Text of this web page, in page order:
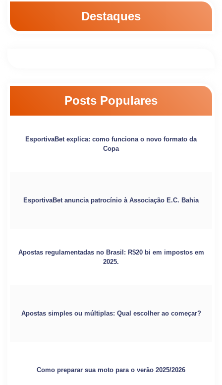
Destaques
Posts Populares
EsportivaBet explica: como funciona o novo formato da
Copa
EsportivaBet anuncia patrocínio à Associação E.C. Bahia
Apostas regulamentadas no Brasil: R$20 bi em impostos em
2025.
Apostas simples ou múltiplas: Qual escolher ao começar?
Como preparar sua moto para o verão 2025/2026